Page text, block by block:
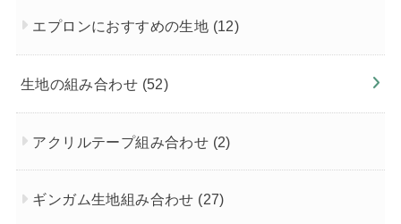
エプロンにおすすめの生地 (12)
生地の組み合わせ (52)
アクリルテープ組み合わせ (2)
ギンガム生地組み合わせ (27)